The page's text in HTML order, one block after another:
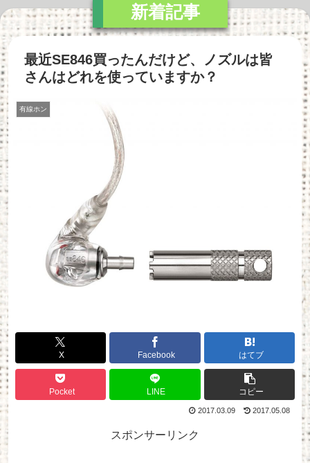
最近SE846買ったんだけど、ノズルは皆
さんはどれを使っていますか？
有線ホン
X Facebook はてブ
Pocket LINE コピー
2017.03.09 2017.05.08
スポンサーリンク